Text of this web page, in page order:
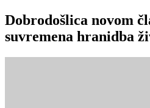
Dobrodošlica novom
suvremena hranidba